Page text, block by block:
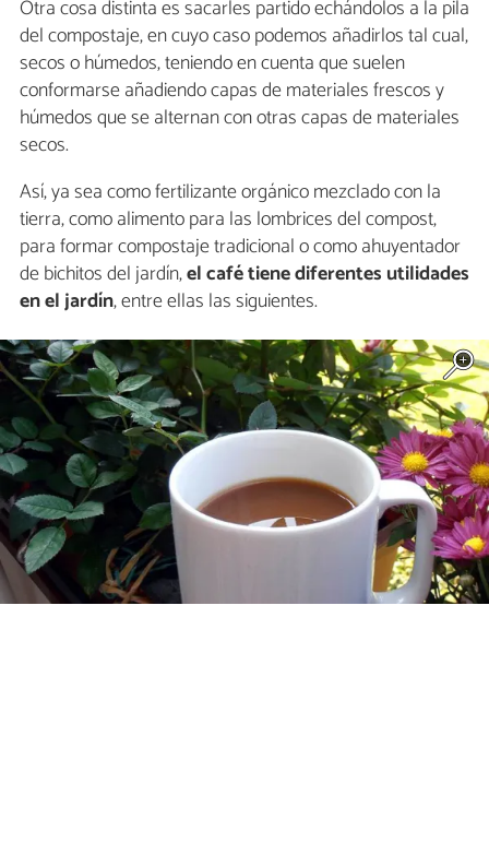
Otra cosa distinta es sacarles partido echándolos a la pila
del compostaje, en cuyo caso podemos añadirlos tal cual,
secos o húmedos, teniendo en cuenta que suelen
conformarse añadiendo capas de materiales frescos y
húmedos que se alternan con otras capas de materiales
secos.
Así, ya sea como fertilizante orgánico mezclado con la
tierra, como alimento para las lombrices del compost,
para formar compostaje tradicional o como ahuyentador
de bichitos del jardín,el café tiene diferentes utilidades
en el jardín, entre ellas las siguientes.